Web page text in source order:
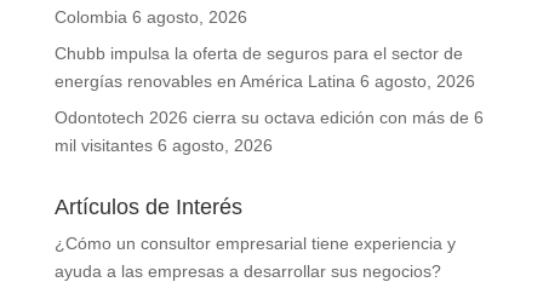
Colombia 6 agosto, 2026
Chubb impulsa la oferta de seguros para el sector de
energías renovables en América Latina 6 agosto, 2026
Odontotech 2026 cierra su octava edición con más de 6
mil visitantes 6 agosto, 2026
Artículos de Interés
¿Cómo un consultor empresarial tiene experiencia y
ayuda a las empresas a desarrollar sus negocios?